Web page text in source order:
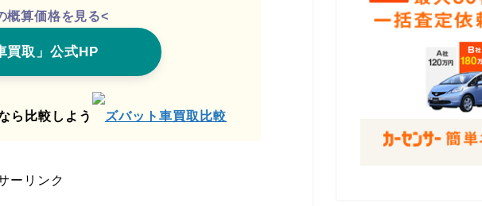
概算価格を見る<
買取」公式HP
ら比較しよう ズバット車買取比較
ーリンク